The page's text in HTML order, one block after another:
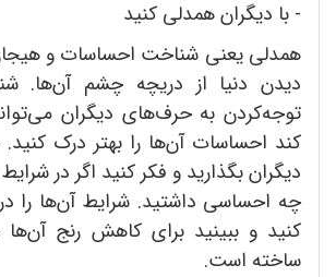
- با دیگران همدلی کنید
همدلی یعنی شناخت احساسات و
دیدن دنیا از دریچه چشم آن‌ها.
توجه‌کردن به حرف‌های دیگران
کند احساسات آن‌ها را بهتر درک
دیگران بگذارید و فکر کنید اگر در
چه احساسی داشتید. شرایط آن‌ها را
کنید و ببینید برای کاهش رنج آن‌ها
ساخته است.